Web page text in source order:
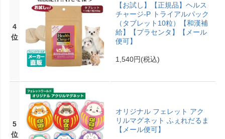
4
位
【お試し】【正規品】ヘルス
チャージ-P トライアルパック
（タブレット10粒）【和漢補
給】【プラセンタ】【メール
便可】
1,540円(税込)
5
位
オリジナル フェレット アク
リルマグネット ふぇれだるま
【メール便可】